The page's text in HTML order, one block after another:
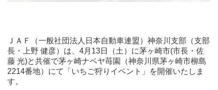
ＪＡＦ（⼀般社団法⼈⽇本⾃動⾞連盟）神奈川⽀部（⽀部
⻑・上野 健彦）は、4⽉13⽇（⼟）に茅ヶ崎市(市長・佐
藤 光)と共催で茅ヶ崎ナベヤ苺園（神奈川県茅ヶ崎市柳島
2214番地）にて「いちご狩りイベント」を開催いたしま
す。